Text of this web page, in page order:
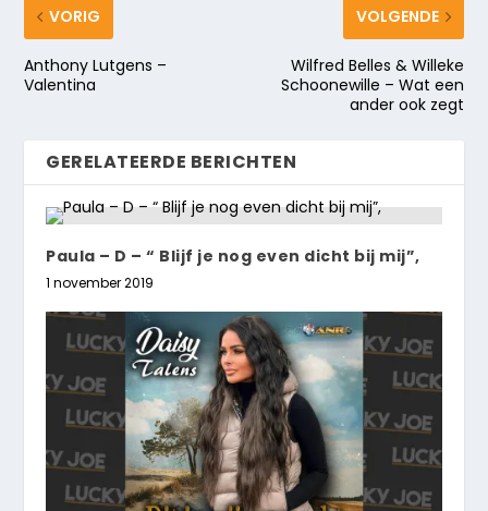
VORIG
Anthony Lutgens –
Valentina
VOLGENDE
Wilfred Belles & Willeke
Schoonewille – Wat een
ander ook zegt
GERELATEERDE BERICHTEN
Paula – D – “ Blijf je nog even dicht bij mij”,
1 november 2019